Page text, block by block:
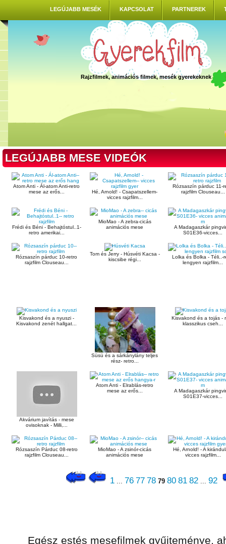
LEGÚJABB MESÉK KAPCSOLAT PARTNEREK
Rajzfilmek, animációs filmek, mesék gyerekeknek
LEGÚJABB MESE VIDEÓK
Atom Anti - Ál-atom Anti-retro
mese az erős...
Hé, Arnold! - Csapatszellem-
vicces rajzfilm...
Rózsaszín párduc 11-
rajzfilm Clouseau...
Frédi és Béni - Behajtóstul..1-
retro amerikai...
MioMao - A zebra-cicás
animációs mese
A Madagaszkár
S01E36-vicces...
Rózsaszín párduc 10-retro
rajzfilm Clouseau...
Tom és Jerry - Húsvéti Kacsa -
kiscsibe régi...
Lolka és Bolka - Téli..-
lengyen rajzfilm...
Kisvakond és a nyuszi -
Kisvakond zenét hallgat...
Süsü és a sárkánylány teljes
rész- retro...
Kisvakond és a tojás -
klasszikus cseh...
Akvárium javítás - mese
ovisoknak - Milli,...
Atom Anti - Elrablás-retro
mese az erős...
A Madagaszkár
S01E37-vicces...
Rózsaszín Párduc 08-retro
rajzfilm Clouseau...
MioMao - A zsinór-cicás
animációs mese
Hé, Arnold! - A
vicces rajzfilm...
1 ... 76 77 78 79 80 81 82 ...92
Egész estés mesefilmek gyűjteménye,